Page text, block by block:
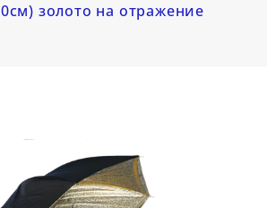
золото на отражение